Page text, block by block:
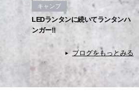
キャンプ
LEDランタンに続いてランタンハ
ンガー!!
ブログをもっとみる